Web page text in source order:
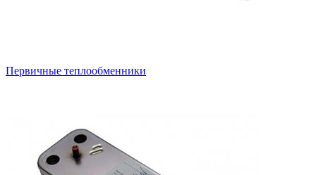
Первичные теплообменники